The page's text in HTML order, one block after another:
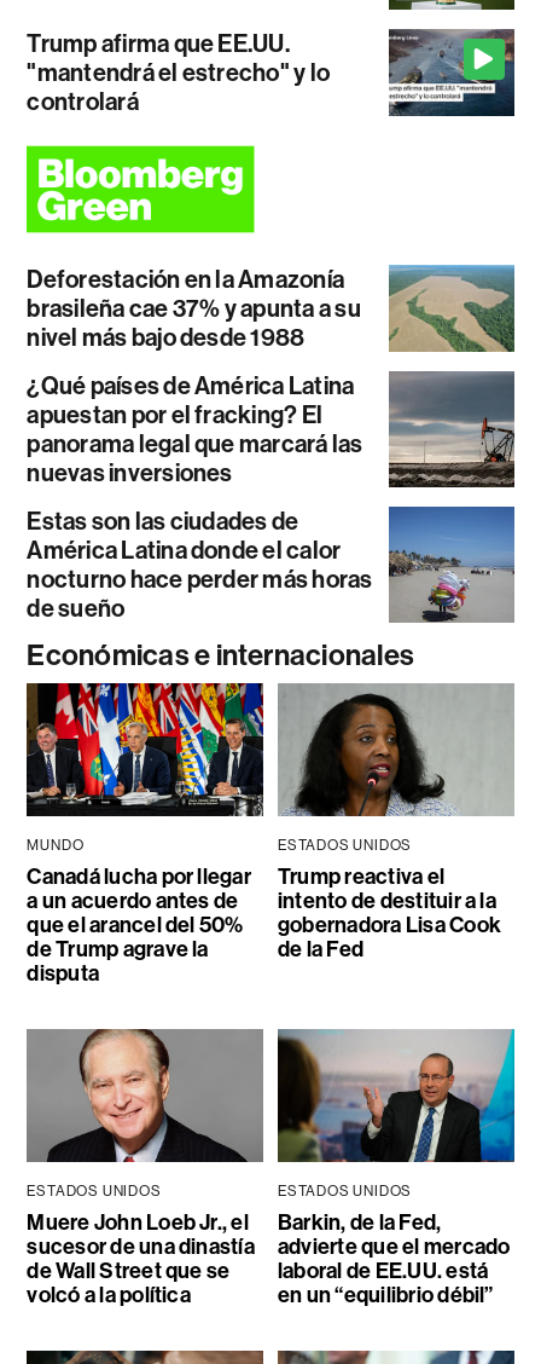
Trump afirma que EE.UU.
"mantendrá el estrecho" y lo
controlará
Deforestación en la Amazonía
brasileña cae 37% y apunta a su
nivel más bajo desde 1988
¿Qué países de América Latina
apuestan por el fracking? El
panorama legal que marcará las
nuevas inversiones
Estas son las ciudades de
América Latina donde el calor
nocturno hace perder más horas
de sueño
Económicas e internacionales
MUNDO
Canadá lucha por llegar
a un acuerdo antes de
que el arancel del 50%
de Trump agrave la
disputa
ESTADOS UNIDOS
Trump reactiva el
intento de destituir a la
gobernadora Lisa Cook
de la Fed
ESTADOS UNIDOS
Muere John Loeb Jr., el
sucesor de una dinastía
de Wall Street que se
volcó a la política
ESTADOS UNIDOS
Barkin, de la Fed,
advierte que el mercado
laboral de EE.UU. está
en un “equilibrio débil”